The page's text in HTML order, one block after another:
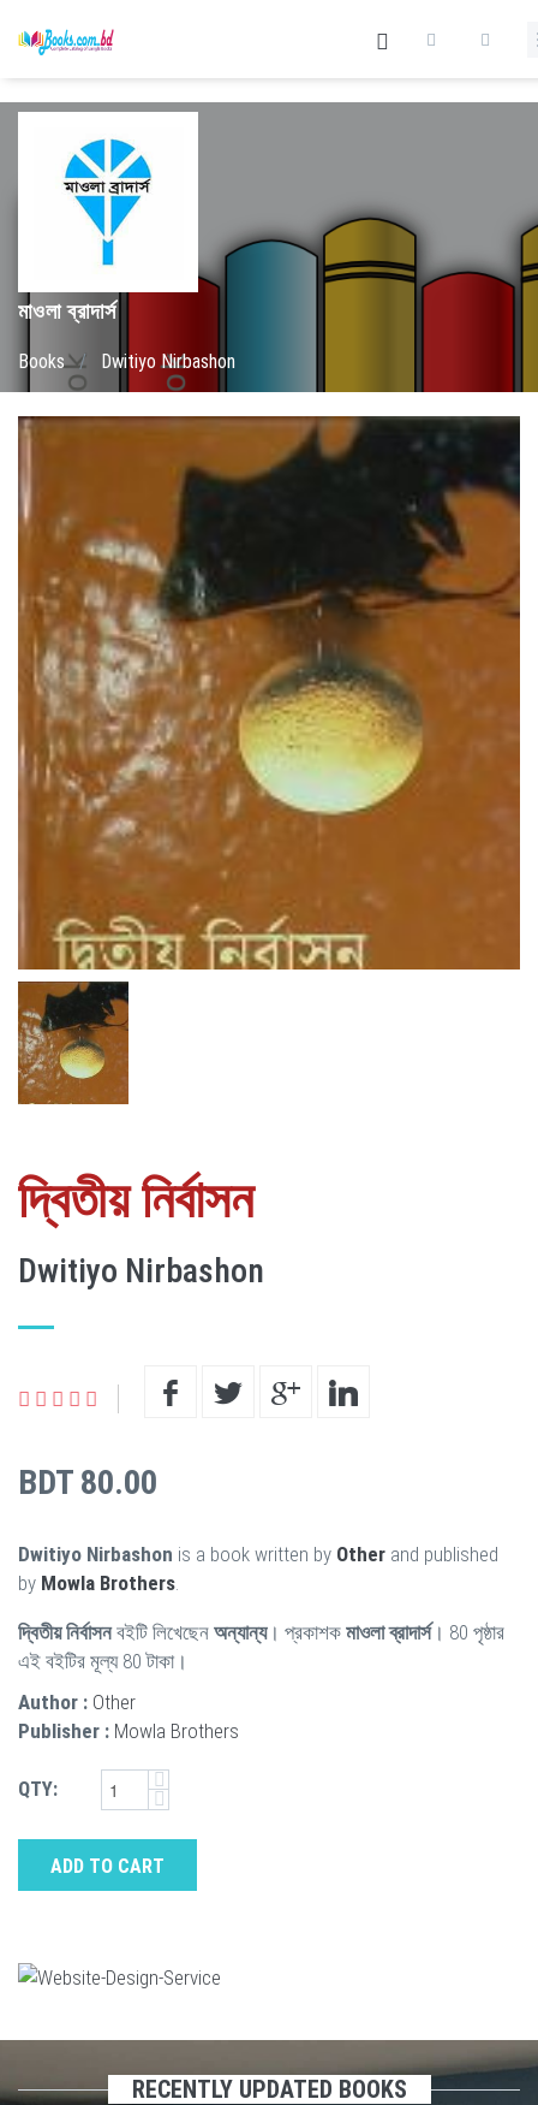
মাওলা ব্রাদার্স
Books / Dwitiyo Nirbashon
দ্বিতীয় নির্বাসন
Dwitiyo Nirbashon
BDT 80.00
Dwitiyo Nirbashon is a book written by Other and published
by Mowla Brothers
দ্বিতীয় নির্বাসনবইটি লিখেছেন অন্যান্য। প্রকাশক মাওলা ব্রাদার্স। 80 পৃষ্ঠার
এই বইটির মূল্য 80 টাকা।
Author : Other
Publisher : Mowla Brothers
QTY:
ADD TO CART
RECENTLY UPDATED BOOKS